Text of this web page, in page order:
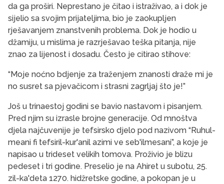
da ga proširi. Neprestano je čitao i istraživao, a i dok je
sijelio sa svojim prijateljima, bio je zaokupljen
rješavanjem znanstvenih problema. Dok je hodio u
džamiju, u mislima je razrješavao teška pitanja, nije
znao za lijenost i dosadu. Često je citirao stihove:
“Moje noćno bdjenje za traženjem znanosti draže mi je
no susret sa pjevačicom i strasni zagrljaj što je!”
Još u trinaestoj godini se bavio nastavom i pisanjem.
Pred njim su izrasle brojne generacije. Od mnoštva
djela najčuvenije je tefsirsko djelo pod nazivom “Ruhul-
meani fi tefsiril-kur'anil azimi ve seb'ilmesani”, a koje je
napisao u trideset velikih tomova. Proživio je blizu
pedeset i tri godine. Preselio je na Ahiret u subotu, 25.
zil-ka'deta 1270. hidžretske godine, a pokopan je u